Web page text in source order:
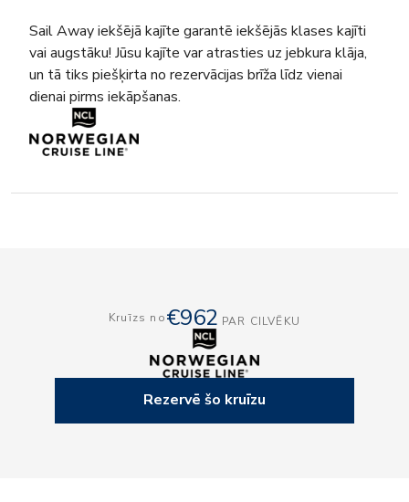
Sail Away iekšējā kajīte garantē iekšējās klases kajīti
vai augstāku! Jūsu kajīte var atrasties uz jebkura klāja,
un tā tiks piešķirta no rezervācijas brīža līdz vienai
dienai pirms iekāpšanas.
Kruīzs no€962 PAR CILVĒKU
Rezervē šo kruīzu